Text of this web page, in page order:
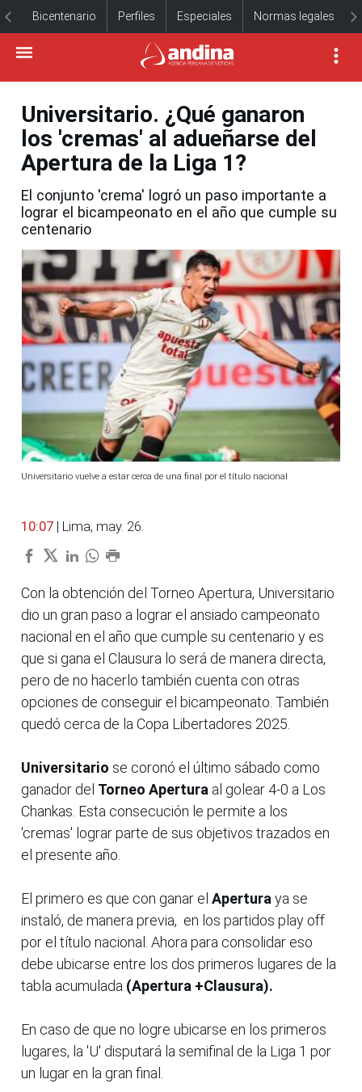
Bicentenario Perfiles Especiales Normas legales
Universitario. ¿Qué ganaron
los 'cremas' al adueñarse del
Apertura de la Liga 1?
El conjunto 'crema' logró un paso importante a
lograr el bicampeonato en el año que cumple su
centenario
Universitario vuelve a estar cerca de una final por el título nacional
10:07 | Lima, may. 26.
Con la obtención del Torneo Apertura, Universitario
dio un gran paso a lograr el ansiado campeonato
nacional en el año que cumple su centenario y es
que si gana el Clausura lo será de manera directa,
pero de no hacerlo también cuenta con otras
opciones de conseguir el bicampeonato. También
quedó cerca de la Copa Libertadores 2025.
Universitario se coronó el último sábado como
ganador del Torneo Apertura al golear 4-0 a Los
Chankas. Esta consecución le permite a los
'cremas' lograr parte de sus objetivos trazados en
el presente año.
El primero es que con ganar el Apertura ya se
instaló, de manera previa, en los partidos play off
por el título nacional. Ahora para consolidar eso
debe ubicarse entre los dos primeros lugares de la
tabla acumulada (Apertura +Clausura).
En caso de que no logre ubicarse en los primeros
lugares, la 'U' disputará la semifinal de la Liga 1 por
un lugar en la gran final.